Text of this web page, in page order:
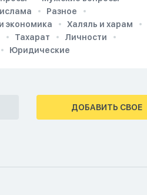
Разное
экономика
Халяль и харам
Тахарат
Личности
Юридические
ДОБАВИТЬ СВОЕ